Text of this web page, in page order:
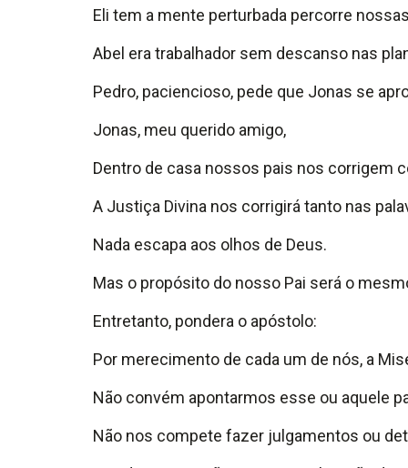
Eli tem a mente perturbada percorre
Abel era trabalhador sem descanso nas
Pedro, paciencioso, pede que Jonas se
Jonas, meu querido amigo,
Dentro de casa nossos pais nos corrigem
A Justiça Divina nos corrigirá tanto nas
Nada escapa aos olhos de Deus.
Mas o propósito do nosso Pai será o
Entretanto, pondera o apóstolo:
Por merecimento de cada um de nós, a
Não convém apontarmos esse ou aquele
Não nos compete fazer julgamentos ou